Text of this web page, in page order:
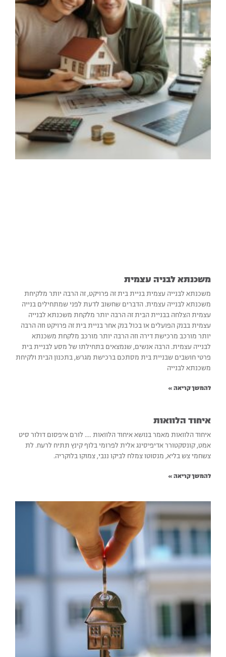
משכנתא לבניה עצמית
משכנתא לבנייה עצמית בניית בית זה פרויקט, זה הרבה יותר מלקיחת
משכנתא לבנייה עצמית. הדברים שחשוב לדעת לפני שמתחילים בנייה
עצמית הצלחה בבניית הבית זה הרבה יותר מלקחת משכנתא לבנייה
עצמית בבנק הפועלים או בכול בנק אחר בניית בית זה פרויקט וזה הרבה
יותר מורכב מרכישת דירה וזה הרבה יותר מורכב מלקחת משכנתא
לבנייה עצמית. הרבה אנשים, שנמצאים בתחילתו של מסע לבניית בית
פרטי חושבים שבניית בית מסתכם ברכישת מגרש, בתכנון הבית ולקיחת
משכנתא לבנייה
להמשך קריאה »
איחוד הלוואות
איחוד הלוואות מאמר בנושא איחוד הלוואות …. לורם איפסום דולור סיט
אמט, קונסקטורר אדיפיסינג אלית לפרומי בלוף קינץ תתיח לרעח. לת
צשחמי צש בליא, מנסוטו צמלח לביקו ננבי, צמוקו בלוקריה.
להמשך קריאה »